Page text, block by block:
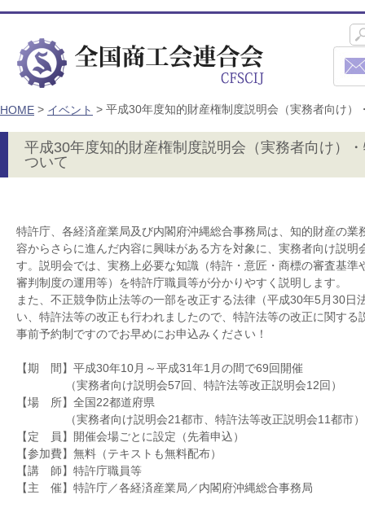
HOME > イベント > 平成30年度知的財産権制度説明会（実務者向け）
平成30年度知的財産権制度説明会（実務者向け）
ついて
特許庁、各経済産業局及び内閣府沖縄総合事務局は、知的財産の業
容からさらに進んだ内容に興味がある方を対象に、実務者向け説明
す。説明会では、実務上必要な知識（特許・意匠・商標の審査基準
審判制度の運用等）を特許庁職員等が分かりやすく説明します。
また、不正競争防止法等の一部を改正する法律（平成30年5月30日
い、特許法等の改正も行われましたので、特許法等の改正に関する
事前予約制ですのでお早めにお申込みください！
【期 間】平成30年10月～平成31年1月の間で69回開催
（実務者向け説明会57回、特許法等改正説明会12回）
【場 所】全国22都道府県
（実務者向け説明会21都市、特許法等改正説明会11都市）
【定 員】開催会場ごとに設定（先着申込）
【参加費】無料（テキストも無料配布）
【講 師】特許庁職員等
【主 催】特許庁／各経済産業局／内閣府沖縄総合事務局